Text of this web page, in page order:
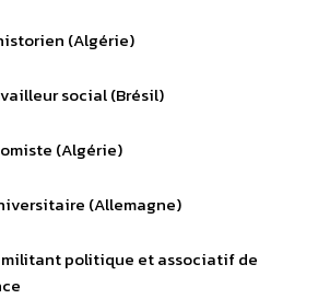
(Algérie)
social (Brésil)
(Algérie)
(Allemagne)
militant politique et associatif de